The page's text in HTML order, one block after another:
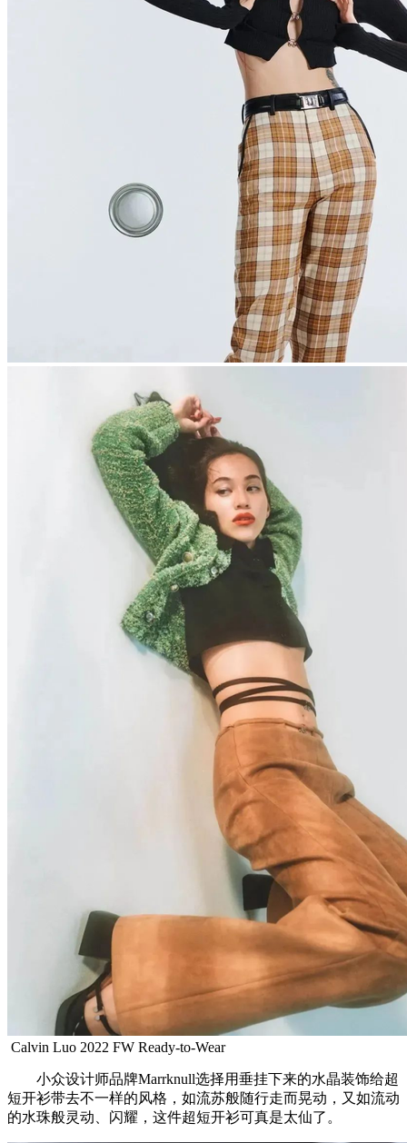
Calvin Luo 2022 FW Ready-to-Wear
小众设计师品牌Marrknull选择用垂挂下来的水晶装饰给超
短开衫带去不一样的风格，如流苏般随行走而晃动，又如流动
的水珠般灵动、闪耀，这件超短开衫可真是太仙了。